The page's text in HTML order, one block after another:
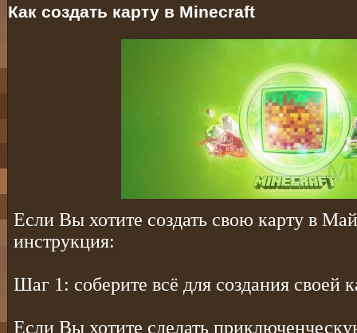
Как создать карту в Minecraft
Если Вы хотите создать свою карту в
инструкция:
Шаг 1: соберите всё для создания своей
Если Вы хотите сделать